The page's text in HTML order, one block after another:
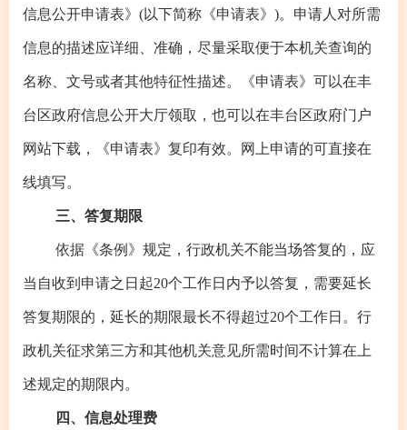
信息公开申请表》(以下简称《申请表》)。申请人对所需
信息的描述应详细、准确，尽量采取便于本机关查询的
名称、文号或者其他特征性描述。《申请表》可以在丰
台区政府信息公开大厅领取，也可以在丰台区政府门户
网站下载，《申请表》复印有效。网上申请的可直接在
线填写。
三、答复期限
依据《条例》规定，行政机关不能当场答复的，应
当自收到申请之日起20个工作日内予以答复，需要延长
答复期限的，延长的期限最长不得超过20个工作日。行
政机关征求第三方和其他机关意见所需时间不计算在上
述规定的期限内。
四、信息处理费